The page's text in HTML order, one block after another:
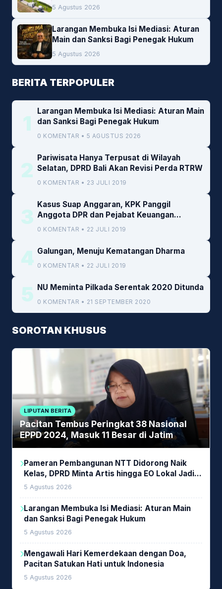
Lokal Jadi Prioritas
5 Agustus 2026
Larangan Membuka Isi Mediasi: Aturan
Main dan Sanksi Bagi Penegak Hukum
5 Agustus 2026
BERITA TERPOPULER
1
Larangan Membuka Isi Mediasi: Aturan Main
dan Sanksi Bagi Penegak Hukum
0 KOMENTAR • 5 AGUSTUS 2026
2
Pariwisata Hanya Terpusat di Wilayah
Selatan, DPRD Bali Akan Revisi Perda RTRW
0 KOMENTAR • 23 JULI 2019
3
Kasus Suap Anggaran, KPK Panggil
Anggota DPR dan Pejabat Keuangan
Kemenkeu
0 KOMENTAR • 22 JULI 2019
4 Galungan, Menuju Kematangan Dharma
0 KOMENTAR • 22 JULI 2019
5 NU Meminta Pilkada Serentak 2020 Ditunda
0 KOMENTAR • 21 SEPTEMBER 2020
SOROTAN KHUSUS
LIPUTAN BERITA
Pacitan Tembus Peringkat 38 Nasional
EPPD 2024, Masuk 11 Besar di Jatim
Pameran Pembangunan NTT Didorong Naik
Kelas, DPRD Minta Artis hingga EO Lokal Jadi
Prioritas
5 Agustus 2026
Larangan Membuka Isi Mediasi: Aturan Main
dan Sanksi Bagi Penegak Hukum
5 Agustus 2026
Mengawali Hari Kemerdekaan dengan Doa,
Pacitan Satukan Hati untuk Indonesia
5 Agustus 2026